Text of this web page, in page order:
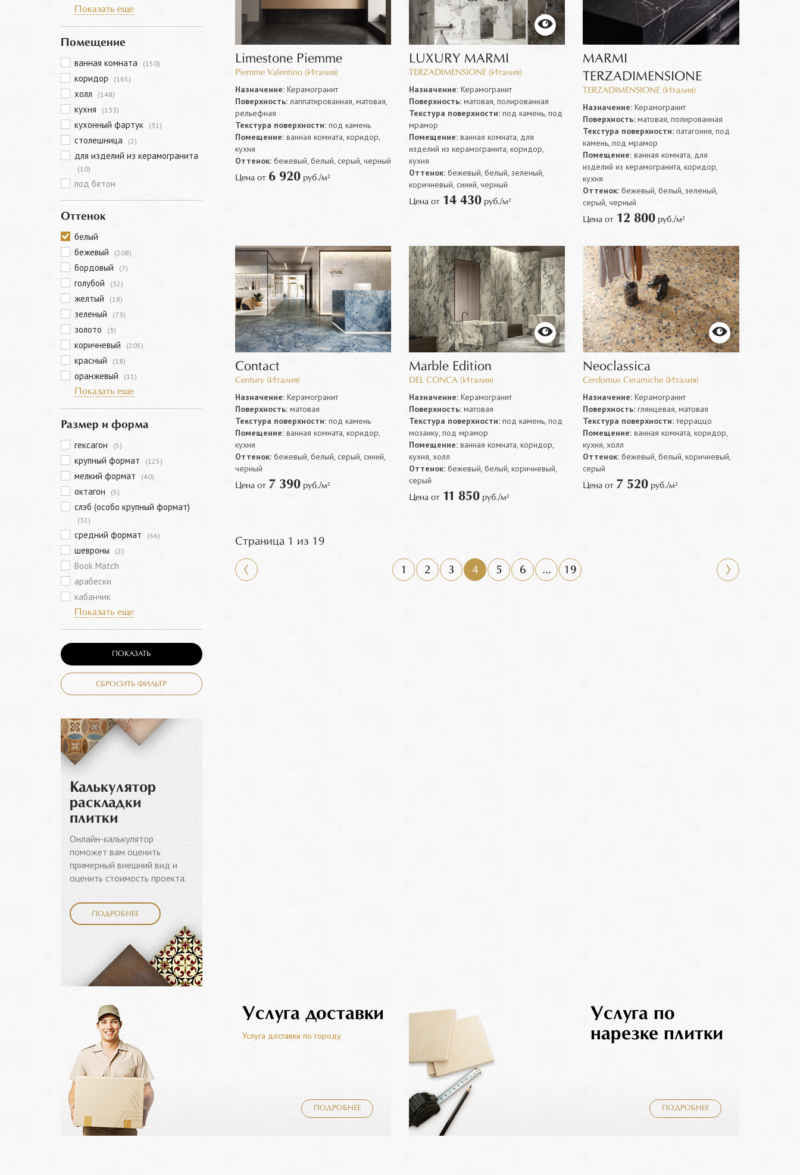
Показать еще
Помещение
ванная комната (150)
коридор (165)
холл (148)
кухня (133)
кухонный фартук (31)
столешница (2)
для изделий из керамогранита
(10)
под бетон
Оттенок
белый
бежевый
(208)
бордовый (7)
голубой (32)
желтый (18)
зеленый (73)
золото (3)
коричневый (205)
красный (18)
оранжевый
(11)
Показать еще
Размер и форма
гексагон (5)
крупный формат (125)
мелкий формат (40)
октагон (5)
слэб (особо крупный формат)
(31)
средний формат (66)
шевроны (2)
Book Match
арабески
кабанчик
Показать еще
ПОКАЗАТЬ
СБРОСИТЬ ФИЛЬТР
Калькулятор
раскладки
плитки
Онлайн-калькулятор
поможет вам оценить
примерный внешний вид и
оценить стоимость проекта.
ПОДРОБНЕЕ
Limestone Piemme
Piemme Valentino (Италия)
Назначение:Керамогранит
Поверхность:лаппатированная, матовая,
рельефная
Текстура поверхности:под камень
Помещение:ванная комната, коридор,
кухня
Оттенок:бежевый, белый, серый, черный
Цена от 6 920руб./м²
LUXURY MARMI
TERZADIMENSIONE (Италия)
Назначение:Керамогранит
Поверхность:матовая, полированная
Текстура поверхности:под камень, под
мрамор
Помещение:ванная комната, для
изделий из керамогранита, коридор,
кухня
Оттенок:бежевый, белый, зеленый,
коричневый, синий, черный
Цена от 14 430руб./м²
MARMI
TERZADIMENSIONE
TERZADIMENSIONE (Италия)
Назначение: Керамогранит
Поверхность: матовая, полированная
Текстура поверхности: патагония, под
камень, под мрамор
Помещение: ванная комната, для
изделий из керамогранита, коридор,
кухня
Оттенок: бежевый, белый, зеленый,
серый, черный
Цена от 12 800 руб./м²
Contact
Century (Италия)
Назначение:Керамогранит
Поверхность:матовая
Текстура поверхности:под камень
Помещение:ванная комната, коридор,
кухня
Оттенок:бежевый, белый, серый, синий,
черный
Цена от 7 390руб./м²
Marble Edition
DEL CONCA (Италия)
Назначение:Керамогранит
Поверхность:матовая
Текстура поверхности:под камень, под
мозаику, под мрамор
Помещение:ванная комната, коридор,
кухня, холл
Оттенок:бежевый, белый, коричневый,
серый
Цена от 11 850руб./м²
Neoclassica
Cerdomus Ceramiche (Италия)
Назначение: Керамогранит
Поверхность: глянцевая, матовая
Текстура поверхности:терраццо
Помещение: ванная комната, коридор,
кухня, холл
Оттенок: бежевый, белый, коричневый,
серый
Цена от 7 520 руб./м²
Страница 1 из 19
1 2 3 4 5 6 ... 19
Услуга доставки
Услуга доставки по городу
ПОДРОБНЕЕ
Услуга по
нарезке плитки
ПОДРОБНЕЕ